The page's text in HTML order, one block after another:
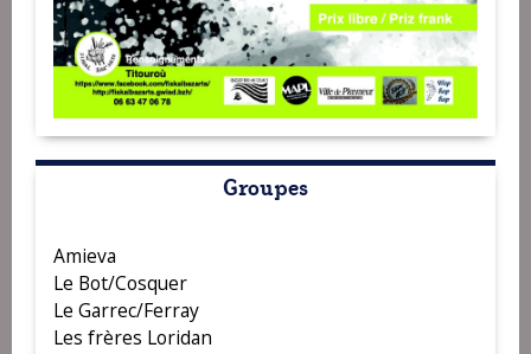
Groupes
Amieva
Le Bot/Cosquer
Le Garrec/Ferray
Les frères Loridan